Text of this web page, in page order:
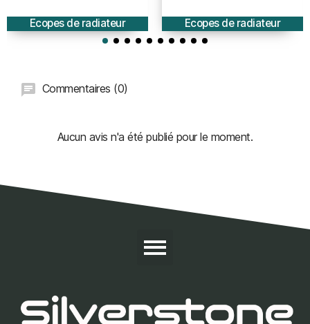
PEINT obturateur
Ecopes de radiateur Ecopes de radiateur
Commentaires (0)
Aucun avis n'a été publié pour le moment.